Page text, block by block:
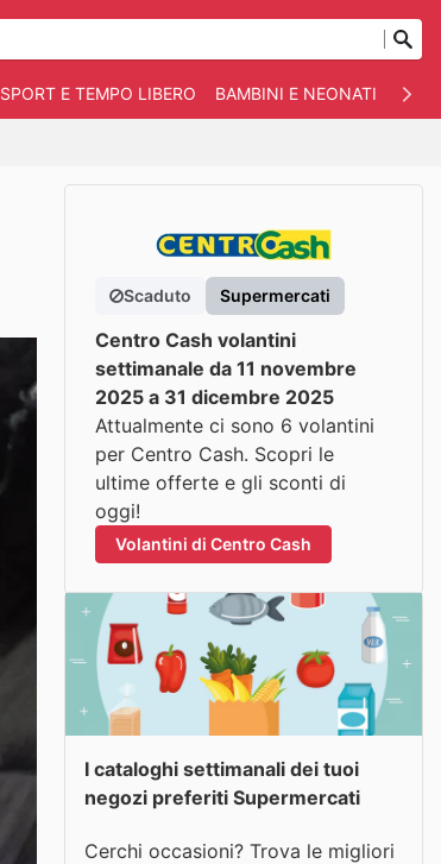
SPORT E TEMPO LIBERO BAMBINI E NEONATI
Scaduto Supermercati
Centro Cash volantini
settimanale da 11 novembre
2025 a 31 dicembre 2025
Attualmente ci sono 6 volantini
per Centro Cash. Scopri le
ultime offerte e gli sconti di
oggi!
Volantini di Centro Cash
I cataloghi settimanali dei tuoi
negozi preferiti Supermercati
Cerchi occasioni? Trova le migliori